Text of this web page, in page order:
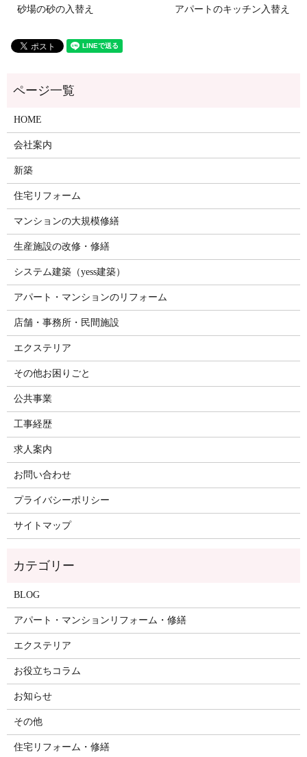
砂場の砂の入替え アパートのキッチン入替え
HOME
会社案内
新築
住宅リフォーム
マンションの大規模修繕
生産施設の改修・修繕
システム建築（yess建築）
アパート・マンションのリフォーム
店舗・事務所・民間施設
エクステリア
その他お困りごと
公共事業
工事経歴
求人案内
お問い合わせ
プライバシーポリシー
サイトマップ
BLOG
アパート・マンションリフォーム・修繕
エクステリア
お役立ちコラム
お知らせ
その他
住宅リフォーム・修繕